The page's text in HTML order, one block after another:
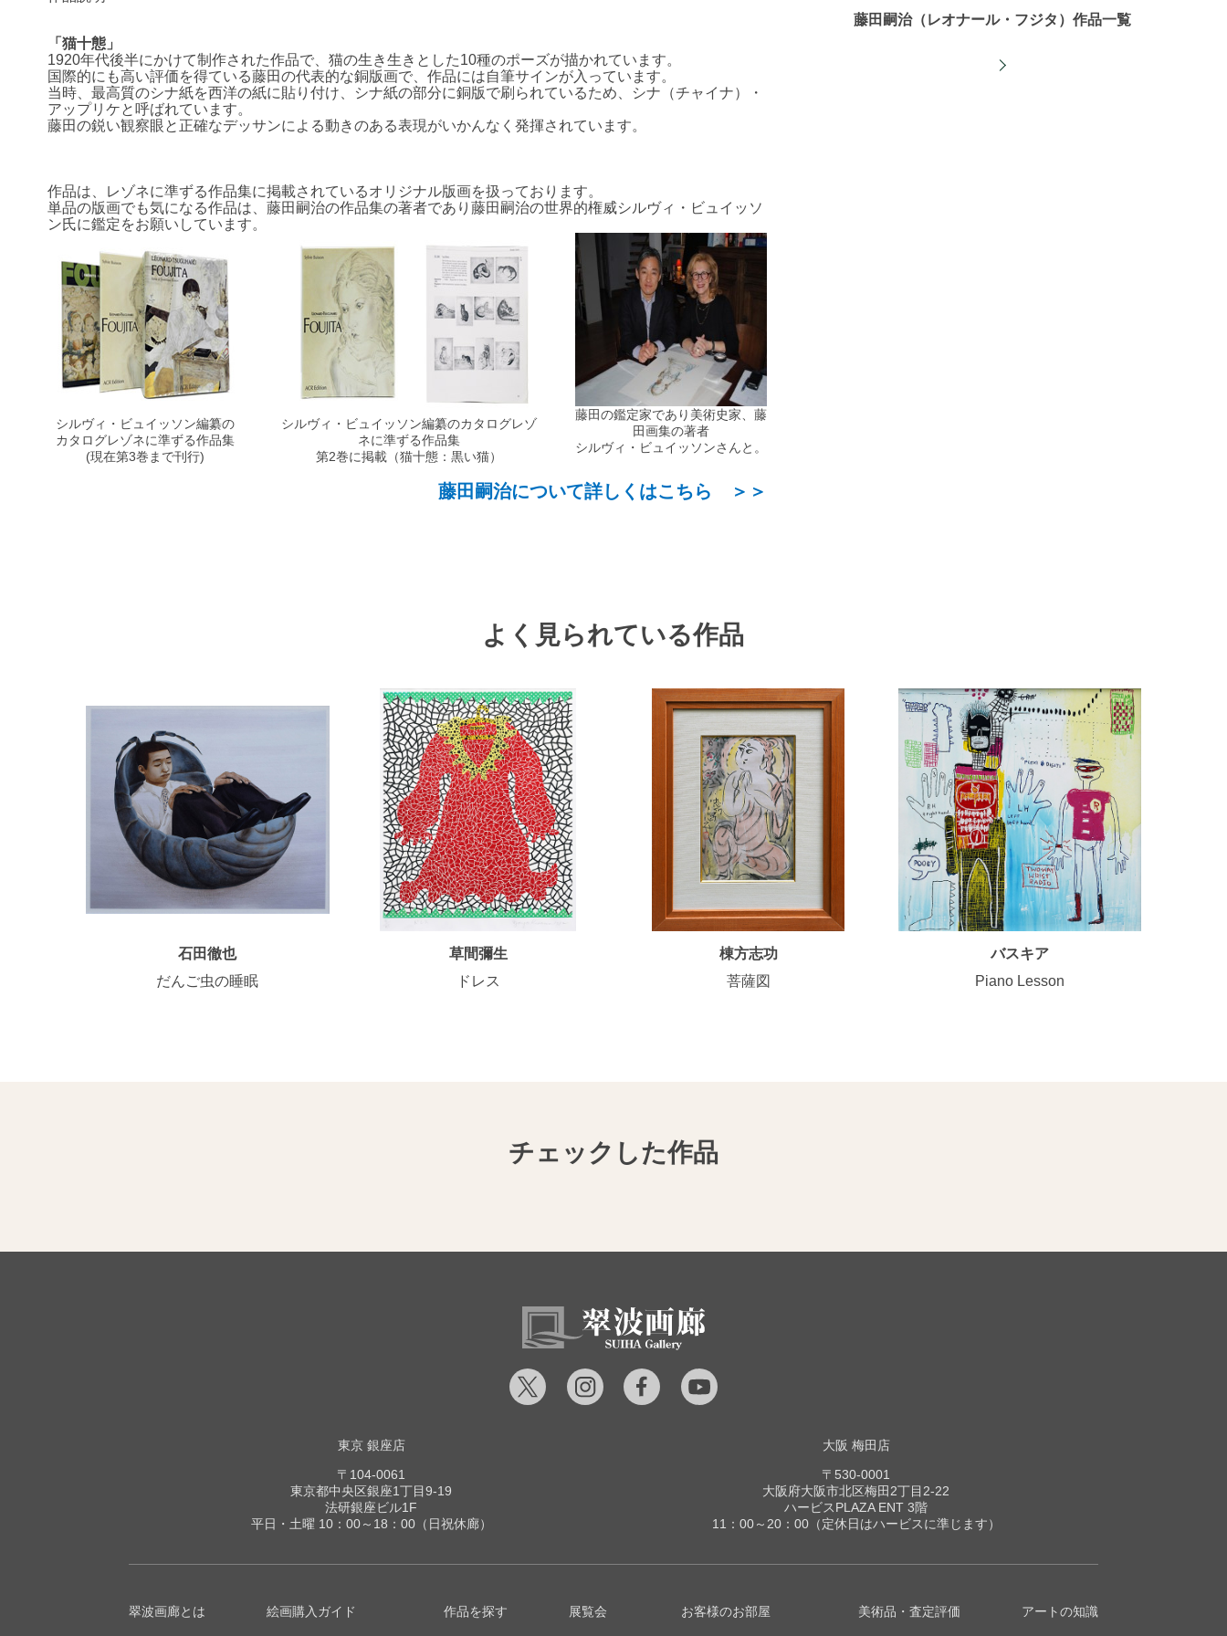
「猫十態」
1920年代後半にかけて制作された作品で、猫の生き生きとした10種のポーズが描かれています。
国際的にも高い評価を得ている藤田の代表的な銅版画で、作品には自筆サインが入っています。
当時、最高質のシナ紙を西洋の紙に貼り付け、シナ紙の部分に銅版で刷られているため、シナ（チャイナ）・
アップリケと呼ばれています。
藤田の鋭い観察眼と正確なデッサンによる動きのある表現がいかんなく発揮されています。
作品は、レゾネに準ずる作品集に掲載されているオリジナル版画を扱っております。
単品の版画でも気になる作品は、藤田嗣治の作品集の著者であり藤田嗣治の世界的権威シルヴィ・ビュイッソ
ン氏に鑑定をお願いしています。
シルヴィ・ビュイッソン編纂の
カタログレゾネに準ずる作品集
(現在第3巻まで刊行)
シルヴィ・ビュイッソン編纂のカタログレゾ
ネに準ずる作品集
第2巻に掲載 （猫十態：黒い猫）
藤田の鑑定家であり美術史家、藤
田画集の著者
シルヴィ・ビュイッソンさんと。
藤田嗣治について詳しくはこちら ＞＞
藤田嗣治（レオナール・フジタ）作品一覧
よく見られている作品
石田徹也
だんご虫の睡眠
草間彌生
ドレス
棟方志功
菩薩図
バスキア
Piano Lesson
チェックした作品
東京 銀座店
〒104-0061
東京都中央区銀座1丁目9-19
法研銀座ビル1F
平日・土曜 10：00～18：00（日祝休廊）
大阪 梅田店
〒530-0001
大阪府大阪市北区梅田2丁目2-22
ハービスPLAZA ENT 3階
11：00～20：00（定休日はハービスに準じます）
翠波画廊とは 絵画購入ガイド 作品を探す 展覧会 お客様のお部屋 美術品・査定評価 アートの知識